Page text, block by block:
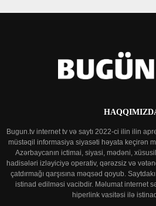
Bugun.tv internet tv və saytı 2022-ci ilin ilin
müstəqil informasiya siyasəti həyata keçirən
Azərbaycanın ictimai, siyasi, mədəni,
hadisələri izləyiciyə operativ, qərəzsiz və
çatdırmağı qarşısına məqsəd qoyub.
istinad edilməsi vacibdir. Məlumat internet
hiperlink vasitəsi ilə